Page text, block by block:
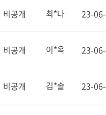
비공개 최*나 23-06-
비공개 이*옥 23-06-
비공개 김*솔 23-06-